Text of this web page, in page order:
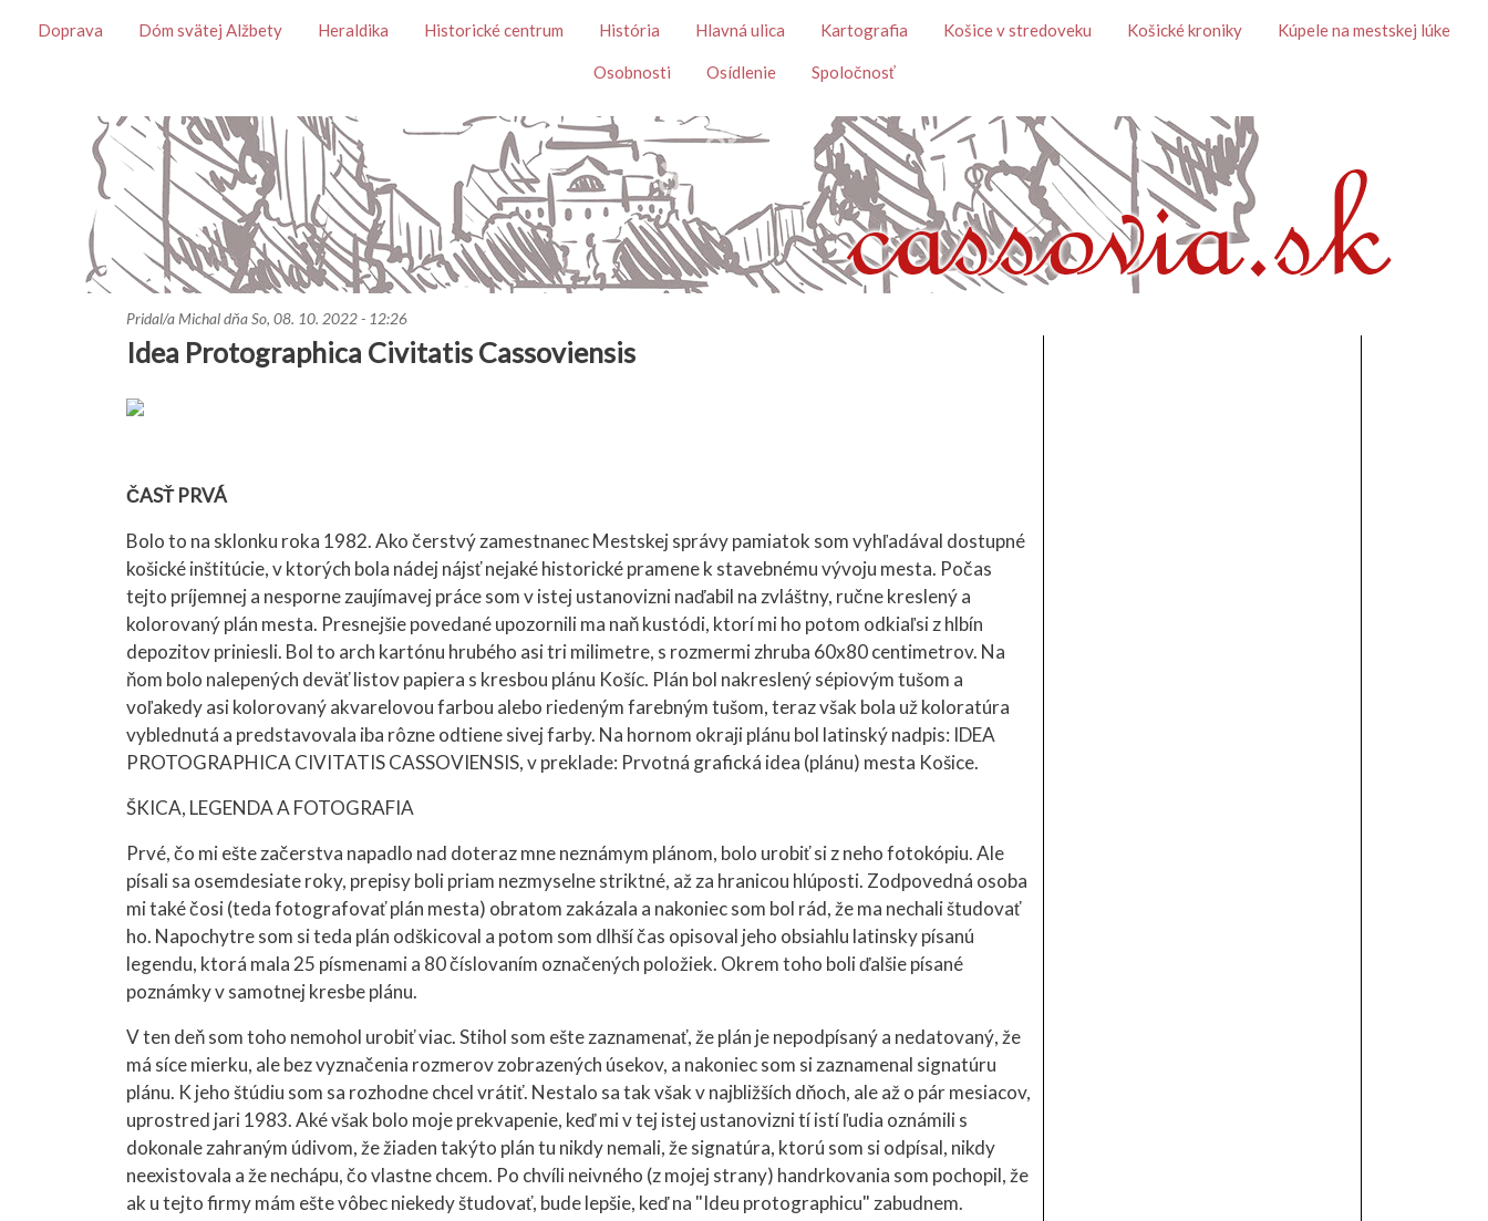
Témy
Doprava Dóm svätej Alžbety Heraldika Historické centrum História Hlavná ulica Kartografia Košice v stredoveku Košické kroniky Kúpele na mestskej lúke
Osobnosti Osídlenie Spoločnosť
Pridal/a MichaldňaSo, 08. 10. 2022 - 12:26
Idea Protographica Civitatis Cassoviensis
ČASŤ PRVÁ
Bolo to na sklonku roka 1982. Ako čerstvý zamestnanec Mestskej správy pamiatok som vyhľadával dostupné
košické inštitúcie, v ktorých bola nádej nájsť nejaké historické pramene k stavebnému vývoju mesta. Počas
tejto príjemnej a nesporne zaujímavej práce som v istej ustanovizni naďabil na zvláštny, ručne kreslený a
kolorovaný plán mesta. Presnejšie povedané upozornili ma naň kustódi, ktorí mi ho potom odkiaľsi z hlbín
depozitov priniesli. Bol to arch kartónu hrubého asi tri milimetre, s rozmermi zhruba 60x80 centimetrov. Na
ňom bolo nalepených deväť listov papiera s kresbou plánu Košíc. Plán bol nakreslený sépiovým tušom a
voľakedy asi kolorovaný akvarelovou farbou alebo riedeným farebným tušom, teraz však bola už koloratúra
vyblednutá a predstavovala iba rôzne odtiene sivej farby. Na hornom okraji plánu bol latinský nadpis: IDEA
PROTOGRAPHICA CIVITATIS CASSOVIENSIS, v preklade: Prvotná grafická idea (plánu) mesta Košice.
ŠKICA, LEGENDA A FOTOGRAFIA
Prvé, čo mi ešte začerstva napadlo nad doteraz mne neznámym plánom, bolo urobiť si z neho fotokópiu. Ale
písali sa osemdesiate roky, prepisy boli priam nezmyselne striktné, až za hranicou hlúposti. Zodpovedná osoba
mi také čosi (teda fotografovať plán mesta) obratom zakázala a nakoniec som bol rád, že ma nechali študovať
ho. Napochytre som si teda plán odškicoval a potom som dlhší čas opisoval jeho obsiahlu latinsky písanú
legendu, ktorá mala 25 písmenami a 80 číslovaním označených položiek. Okrem toho boli ďalšie písané
poznámky v samotnej kresbe plánu.
V ten deň som toho nemohol urobiť viac. Stihol som ešte zaznamenať, že plán je nepodpísaný a nedatovaný, že
má síce mierku, ale bez vyznačenia rozmerov zobrazených úsekov, a nakoniec som si zaznamenal signatúru
plánu. K jeho štúdiu som sa rozhodne chcel vrátiť. Nestalo sa tak však v najbližších dňoch, ale až o pár mesiacov,
uprostred jari 1983. Aké však bolo moje prekvapenie, keď mi v tej istej ustanovizni tí istí ľudia oznámili s
dokonale zahraným údivom, že žiaden takýto plán tu nikdy nemali, že signatúra, ktorú som si odpísal, nikdy
neexistovala a že nechápu, čo vlastne chcem. Po chvíli neivného (z mojej strany) handrkovania som pochopil, že
ak u tejto firmy mám ešte vôbec niekedy študovať, bude lepšie, keď na "Ideu protographicu" zabudnem.